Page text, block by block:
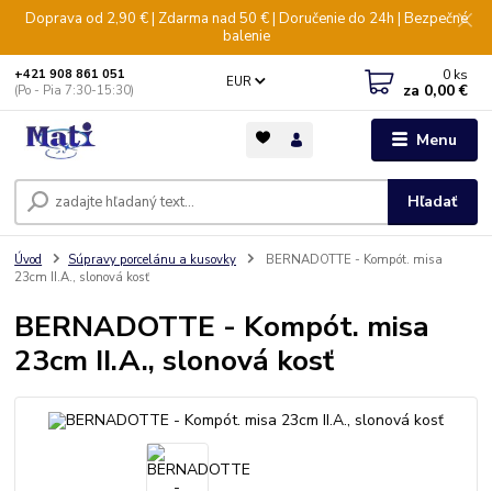
Doprava od 2,90 € | Zdarma nad 50 € | Doručenie do 24h | Bezpečné
balenie
Menu
EUR
Hľadať
+421 908 861 051
(Po - Pia 7:30-15:30)
0 ks
za 0,00 €
Úvod Súpravy porcelánu a kusovky
BERNADOTTE - Kompót. misa
23cm II.A., slonová kosť
BERNADOTTE - Kompót. misa
23cm II.A., slonová kosť